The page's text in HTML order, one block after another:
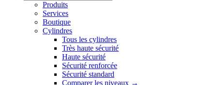
Produits
Services
Boutique
Cylindres
Tous les cylindres
Très haute sécurité
Haute sécurité
Sécurité renforcée
Sécurité standard
Comparer les niveaux →